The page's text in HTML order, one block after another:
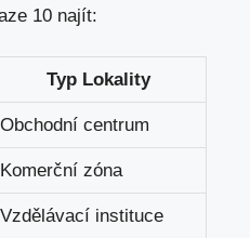
10 najít:
Typ Lokality
Obchodní centrum
Komerční zóna
Vzdělávací instituce